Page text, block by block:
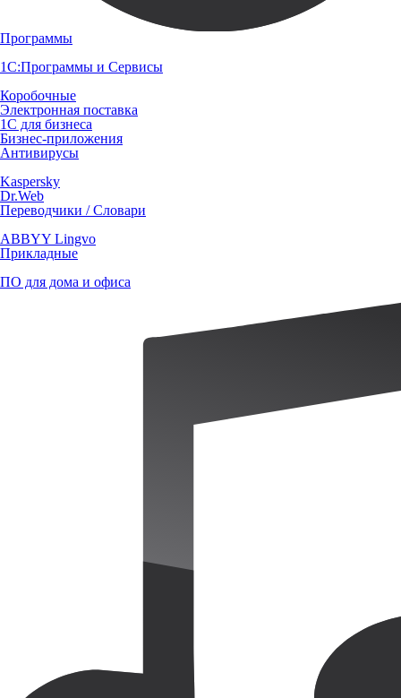
Программы
1С:Программы и Сервисы
Коробочные
Электронная поставка
1С для бизнеса
Бизнес-приложения
Антивирусы
Kaspersky
Dr.Web
Переводчики / Словари
ABBYY Lingvo
Прикладные
ПО для дома и офиса